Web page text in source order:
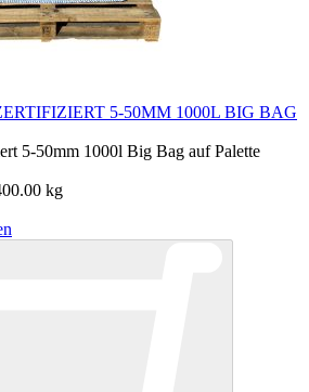
5-50MM 1000L BIG BAG
5-50mm 1000l Big Bag auf Palette
kg